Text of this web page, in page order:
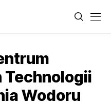
Technologii
Wodoru